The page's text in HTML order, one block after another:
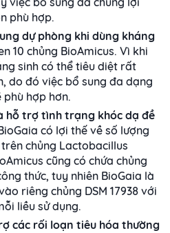
phù hợp.
dự phòng khi dùng kháng
10 chủng BioAmicus. Vì khi
sinh có thể tiêu diệt rất
do đó việc bổ sung đa dạng
phù hợp hơn.
hỗ trợ tình trạng khóc dạ đề
có lợi thế về số lượng
chủng Lactobacillus
cũng có chứa chủng
thức, tuy nhiên BioGaia là
riêng chủng DSM 17938 với
liều sử dụng.
các rối loạn tiêu hóa thường